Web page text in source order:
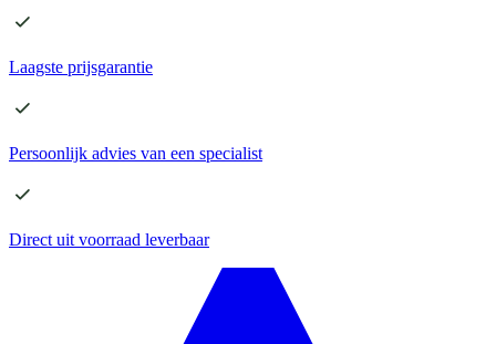
Laagste prijsgarantie
Persoonlijk advies van een specialist
Direct uit voorraad leverbaar